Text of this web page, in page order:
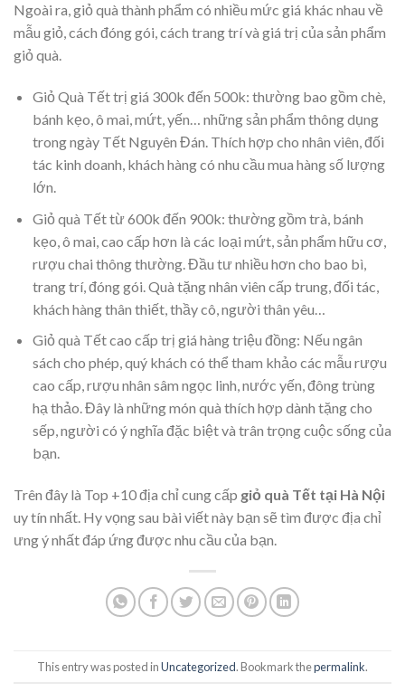
Ngoài ra, giỏ quà thành phẩm có nhiều mức giá khác nhau về
mẫu giỏ, cách đóng gói, cách trang trí và giá trị của sản phẩm
giỏ quà.
Giỏ Quà Tết trị giá 300k đến 500k: thường bao gồm chè,
bánh kẹo, ô mai, mứt, yến… những sản phẩm thông dụng
trong ngày Tết Nguyên Đán. Thích hợp cho nhân viên, đối
tác kinh doanh, khách hàng có nhu cầu mua hàng số lượng
lớn.
Giỏ quà Tết từ 600k đến 900k: thường gồm trà, bánh
kẹo, ô mai, cao cấp hơn là các loại mứt, sản phẩm hữu cơ,
rượu chai thông thường. Đầu tư nhiều hơn cho bao bì,
trang trí, đóng gói. Quà tặng nhân viên cấp trung, đối tác,
khách hàng thân thiết, thầy cô, người thân yêu…
Giỏ quà Tết cao cấp trị giá hàng triệu đồng: Nếu ngân
sách cho phép, quý khách có thể tham khảo các mẫu rượu
cao cấp, rượu nhân sâm ngọc linh, nước yến, đông trùng
hạ thảo. Đây là những món quà thích hợp dành tặng cho
sếp, người có ý nghĩa đặc biệt và trân trọng cuộc sống của
bạn.
Trên đây là Top +10 địa chỉ cung cấp giỏ quà Tết tại Hà Nội
uy tín nhất. Hy vọng sau bài viết này bạn sẽ tìm được địa chỉ
ưng ý nhất đáp ứng được nhu cầu của bạn.
This entry was posted inUncategorized. Bookmark thepermalink.